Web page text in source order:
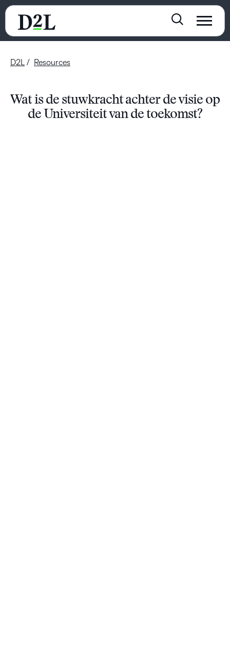
D2L Resources
Wat is de stuwkracht achter de visie op
de Universiteit van de toekomst?